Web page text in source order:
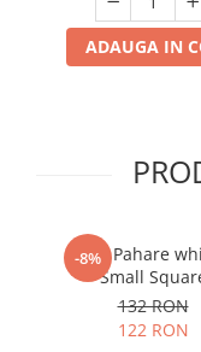
ADAUGA IN
-8%
Set 4 Pahare
Small
132 RON
122 RON